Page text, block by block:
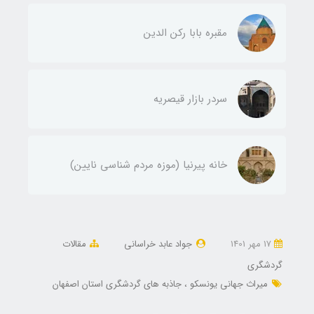
مقبره بابا رکن الدین
سردر بازار قیصریه
خانه پیرنیا (موزه مردم شناسی نایین)
جواد عابد خراسانی
مقالات
گردشگری
میراث جهانی یونسکو
جاذبه های گردشگری استان اصفهان